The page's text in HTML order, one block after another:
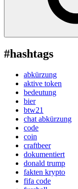
#hashtags
abkürzung
aktive token
bedeutung
bier
btw21
chat abkürzung
code
coin
craftbeer
dokumentiert
donald trump
fakten krypto
fifa code